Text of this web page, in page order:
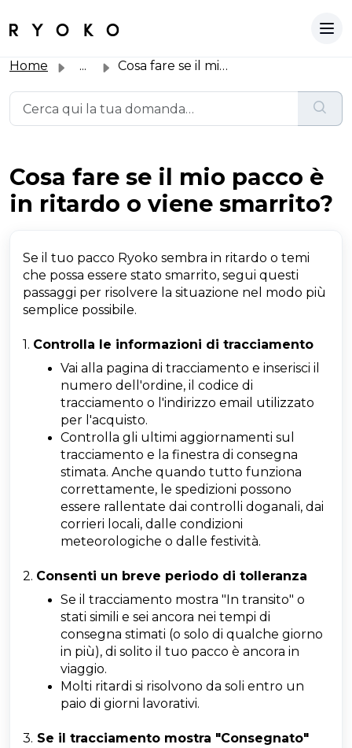
Home ... Cosa fare se il mio pacco è in ritardo o viene smarrito?
Cosa fare se il mio pacco è
in ritardo o viene smarrito?
Se il tuo pacco Ryoko sembra in ritardo o temi
che possa essere stato smarrito, segui questi
passaggi per risolvere la situazione nel modo più
semplice possibile.
1. Controlla le informazioni di tracciamento
Vai alla pagina di tracciamento e inserisci il
numero dell'ordine, il codice di
tracciamento o l'indirizzo email utilizzato
per l'acquisto.
Controlla gli ultimi aggiornamenti sul
tracciamento e la finestra di consegna
stimata. Anche quando tutto funziona
correttamente, le spedizioni possono
essere rallentate dai controlli doganali, dai
corrieri locali, dalle condizioni
meteorologiche o dalle festività.
2. Consenti un breve periodo di tolleranza
Se il tracciamento mostra "In transito" o
stati simili e sei ancora nei tempi di
consegna stimati (o solo di qualche giorno
in più), di solito il tuo pacco è ancora in
viaggio.
Molti ritardi si risolvono da soli entro un
paio di giorni lavorativi.
3. Se il tracciamento mostra "Consegnato"